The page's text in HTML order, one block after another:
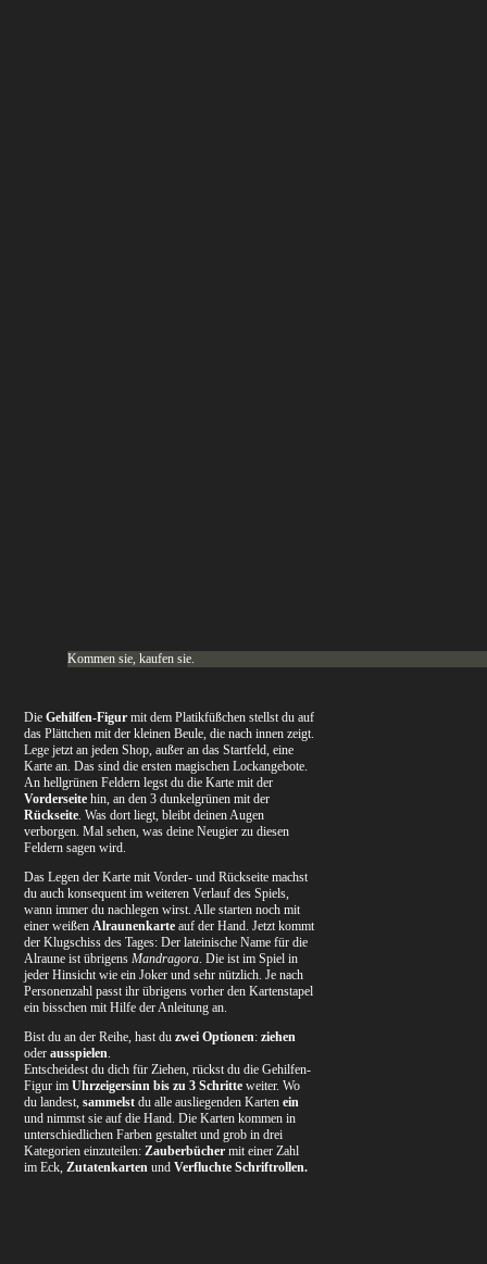
Kommen sie, kaufen sie.
DieGehilfen-Figur mit dem Platikfüßchen stellst du auf
das Plättchen mit der kleinen Beule, die nach innen zeigt.
Lege jetzt an jeden Shop, außer an das Startfeld, eine
Karte an. Das sind die ersten magischen Lockangebote.
An hellgrünen Feldern legst du die Karte mit der
Vorderseite hin, an den 3 dunkelgrünen mit der
Rückseite. Was dort liegt, bleibt deinen Augen
verborgen. Mal sehen, was deine Neugier zu diesen
Feldern sagen wird.
Das Legen der Karte mit Vorder- und Rückseite machst
du auch konsequent im weiteren Verlauf des Spiels,
wann immer du nachlegen wirst. Alle starten noch mit
einer weißenAlraunenkarte auf der Hand. Jetzt kommt
der Klugschiss des Tages: Der lateinische Name für die
Alraune ist übrigensMandragora. Die ist im Spiel in
jeder Hinsicht wie ein Joker und sehr nützlich. Je nach
Personenzahl passt ihr übrigens vorher den Kartenstapel
ein bisschen mit Hilfe der Anleitung an.
Bist du an der Reihe, hast duzwei Optionen:ziehen
oderausspielen.
Entscheidest du dich für Ziehen, rückst du die Gehilfen-
Figur imUhrzeigersinn bis zu 3 Schritte weiter. Wo
du landest,sammelst du alle ausliegenden Kartenein
und nimmst sie auf die Hand. Die Karten kommen in
unterschiedlichen Farben gestaltet und grob in drei
Kategorien einzuteilen:Zauberbücher mit einer Zahl
im Eck,ZutatenkartenundVerfluchte Schriftrollen.